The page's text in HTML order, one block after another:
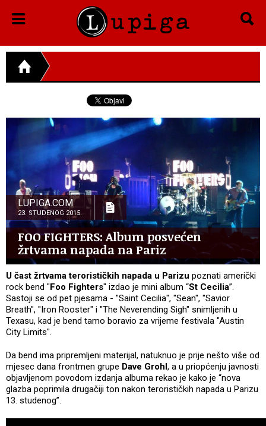
LUPIGA.COM
23. STUDENOG 2015.
FOO FIGHTERS: Album posvećen
žrtvama napada na Pariz
U čast žrtvama terorističkih napada u Parizu poznati američki
rock bend "Foo Fighters" izdao je mini album “St Cecilia”.
Sastoji se od pet pjesama - "Saint Cecilia", "Sean", "Savior
Breath", "Iron Rooster" i "The Neverending Sigh" snimljenih u
Texasu, kad je bend tamo boravio za vrijeme festivala "Austin
City Limits".
Da bend ima pripremljeni materijal, natuknuo je prije nešto više od
mjesec dana frontmen grupe Dave Grohl, a u priopćenju javnosti
objavljenom povodom izdanja albuma rekao je kako je “nova
glazba poprimila drugačiji ton nakon terorističkih napada u Parizu
13. studenog”.